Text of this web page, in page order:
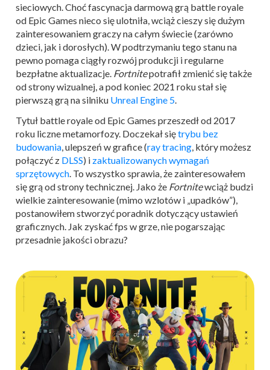
sieciowych. Choć fascynacja darmową grą battle royale
od Epic Games nieco się ulotniła, wciąż cieszy się dużym
zainteresowaniem graczy na całym świecie (zarówno
dzieci, jak i dorosłych). W podtrzymaniu tego stanu na
pewno pomaga ciągły rozwój produkcji i regularne
bezpłatne aktualizacje. Fortnitepotrafił zmienić się także
od strony wizualnej, a pod koniec 2021 roku stał się
pierwszą grą na silniku Unreal Engine 5.
Tytuł battle royale od Epic Games przeszedł od 2017
roku liczne metamorfozy. Doczekał siętrybu bez
budowania, ulepszeń w grafice (ray tracing, który możesz
połączyć z DLSS) i zaktualizowanych wymagań
sprzętowych. To wszystko sprawia, że zainteresowałem
się grą od strony technicznej. Jako że Fortnitewciąż budzi
wielkie zainteresowanie (mimo wzlotów i „upadków”),
postanowiłem stworzyć poradnik dotyczący ustawień
graficznych. Jak zyskać fps w grze, nie pogarszając
przesadnie jakości obrazu?